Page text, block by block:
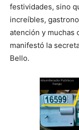
festividades, sino
increíbles,
atención y muchas
manifestó la
Bello.